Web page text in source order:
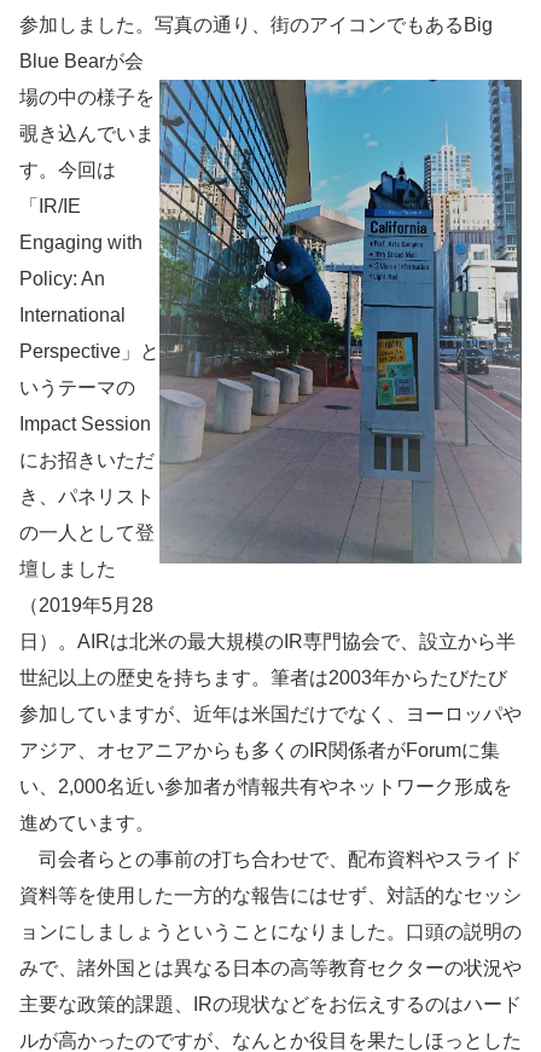
参加しました。写真の通り、街のアイコンでもあるBig
Blue Bearが会
場の中の様子を
覗き込んでいま
す。今回は
「IR/IE
Engaging with
Policy: An
International
Perspective」と
いうテーマの
Impact Session
にお招きいただ
き、パネリスト
の一人として登
壇しました
（2019年5月28
日）。AIRは北米の最大規模のIR専門協会で、設立から半
世紀以上の歴史を持ちます。筆者は2003年からたびたび
参加していますが、近年は米国だけでなく、ヨーロッパや
アジア、オセアニアからも多くのIR関係者がForumに集
い、2,000名近い参加者が情報共有やネットワーク形成を
進めています。
司会者らとの事前の打ち合わせで、配布資料やスライド
資料等を使用した一方的な報告にはせず、対話的なセッシ
ョンにしましょうということになりました。口頭の説明の
みで、諸外国とは異なる日本の高等教育セクターの状況や
主要な政策的課題、IRの現状などをお伝えするのはハード
ルが高かったのですが、なんとか役目を果たしほっとした